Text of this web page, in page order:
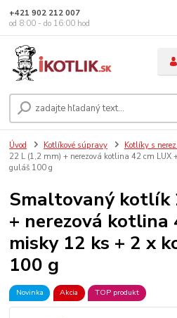
+421 902 212 007
od 8:00 - do 16:00 hod
Úvod Kotlíkové súpravy Kotlíky s
22 L (1,2 mm) + nerezová kotlina 42 cm LUX
guláš 100 g
Smaltovaný kotlík
+ nerezová kotlina
misky 12 ks + 2 x
100 g
Novinka Akcia TOP produkt